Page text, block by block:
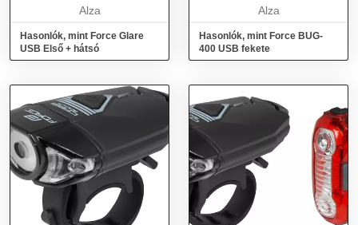
Alza
Hasonlók, mint Force Glare
USB Első + hátsó
Alza
Hasonlók, mint Force BUG-
400 USB fekete